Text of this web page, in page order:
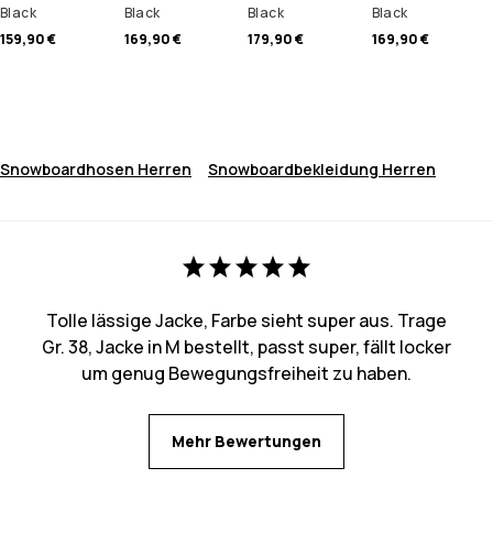
Black
159,90 €
Black
169,90 €
Black
179,90 €
Black
169,90 €
Snowboardhosen Herren Snowboardbekleidung Herren
Tolle lässige Jacke, Farbe sieht super aus. Trage
Gr. 38, Jacke in M bestellt, passt super, fällt locker
um genug Bewegungsfreiheit zu haben.
Mehr Bewertungen